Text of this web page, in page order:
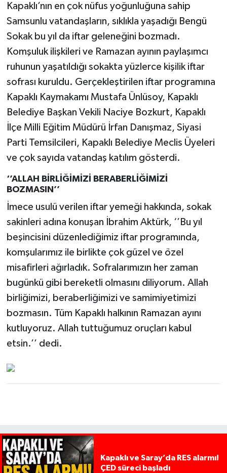
Kapaklı’nın en çok nüfus yoğunluğuna sahip
Samsunlu vatandaşların, sıklıkla yaşadığı Bengü
Sokak bu yıl da iftar geleneğini bozmadı.
Komşuluk ilişkileri ve Ramazan ayının paylaşımcı
ruhunun yaşatıldığı sokakta yüzlerce kişilik iftar
sofrası kuruldu. Gerçekleştirilen iftar programına
Kapaklı Kaymakamı Mustafa Ünlüsoy, Kapaklı
Belediye Başkan Vekili Naciye Bozkurt, Kapaklı
İlçe Milli Eğitim Müdürü İrfan Danışmaz, Siyasi
Parti Temsilcileri, Kapaklı Belediye Meclis Üyeleri
ve çok sayıda vatandaş katılım gösterdi.
‘’ALLAH BİRLİĞİMİZİ BERABERLİĞİMİZİ
BOZMASIN’’
İmece usulü verilen iftar yemeği hakkında, sokak
sakinleri adına konuşan İbrahim Aktürk, ‘’Bu yıl
beşincisini düzenlediğimiz iftar programında,
komşularımız ile birlikte çok güzel ve özel
misafirleri ağırladık. Sofralarımızın her zaman
bugünkü gibi bereketli olmasını diliyorum. Allah
birliğimizi, beraberliğimizi ve samimiyetimizi
bozmasın. Tüm Kapaklı halkının Ramazan ayını
kutluyoruz. Allah tuttuğumuz oruçları kabul
etsin.’’ dedi.
Kapaklı ve Saray’da RES alarmı!
ÇED süreci başladı